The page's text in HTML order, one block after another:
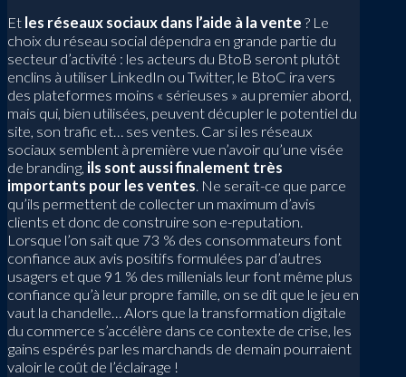
Et les réseaux sociaux dans l’aide à la vente ? Le
choix du réseau social dépendra en grande partie du
secteur d’activité : les acteurs du BtoB seront plutôt
enclins à utiliser LinkedIn ou Twitter, le BtoC ira vers
des plateformes moins « sérieuses » au premier abord,
mais qui, bien utilisées, peuvent décupler le potentiel du
site, son trafic et… ses ventes. Car si les réseaux
sociaux semblent à première vue n’avoir qu’une visée
de branding, ils sont aussi finalement très
importants pour les ventes. Ne serait-ce que parce
qu’ils permettent de collecter un maximum d’avis
clients et donc de construire son e-reputation.
Lorsque l’on sait que 73 % des consommateurs font
confiance aux avis positifs formulées par d’autres
usagers et que 91 % des millenials leur font même plus
confiance qu’à leur propre famille, on se dit que le jeu en
vaut la chandelle… Alors que la transformation digitale
du commerce s’accélère dans ce contexte de crise, les
gains espérés par les marchands de demain pourraient
valoir le coût de l’éclairage !